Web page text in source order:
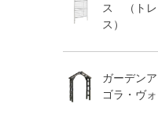
ス （トレ
ス）
ガーデン
ゴラ・ヴ